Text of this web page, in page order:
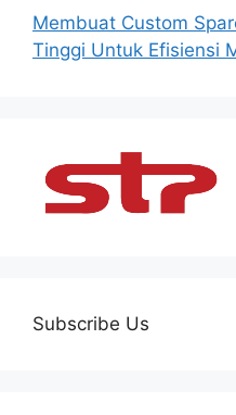
Membuat Custom
Tinggi Untuk Efisiensi
Subscribe Us